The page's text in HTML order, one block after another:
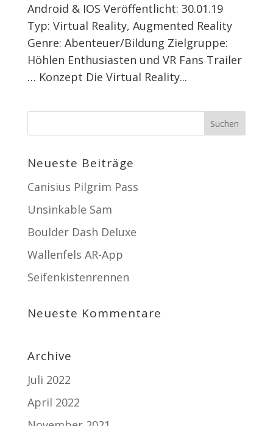
Android & IOS Veröffentlicht: 30.01.19
Typ: Virtual Reality, Augmented Reality
Genre: Abenteuer/Bildung Zielgruppe:
Höhlen Enthusiasten und VR Fans Trailer
… Konzept Die Virtual Reality...
Neueste Beiträge
Canisius Pilgrim Pass
Unsinkable Sam
Boulder Dash Deluxe
Wallenfels AR-App
Seifenkistenrennen
Neueste Kommentare
Archive
Juli 2022
April 2022